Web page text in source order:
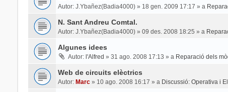
Autor: J.Ybañez(Badia4000)» 18 gen. 2009 17:17 » a
N. Sant Andreu Comtal.
Autor: J.Ybañez(Badia4000)» 09 des. 2008 18:25 » a
Algunes idees
Autor: l'Alfred » 31 ago. 2008 17:13 » a Reparació dels
Web de circuits elèctrics
Autor: Marc» 10 ago. 2008 16:17 » a Discussió: Operativa i